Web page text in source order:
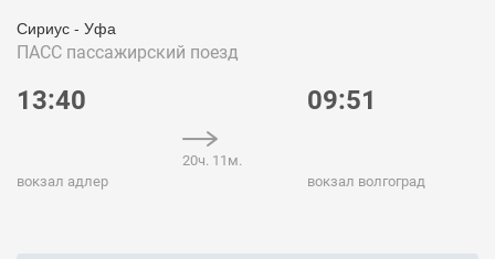
Сириус - Уфа
ПАСС пассажирский поезд
13:40
вокзал адлер
20ч. 11м.
09:51
вокзал волгоград